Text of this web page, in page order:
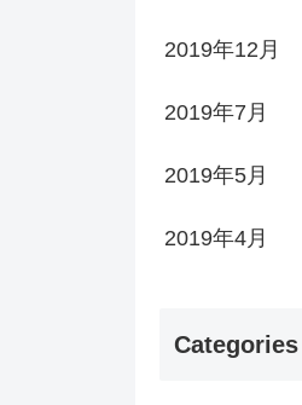
2019年12月
2019年7月
2019年5月
2019年4月
Categories